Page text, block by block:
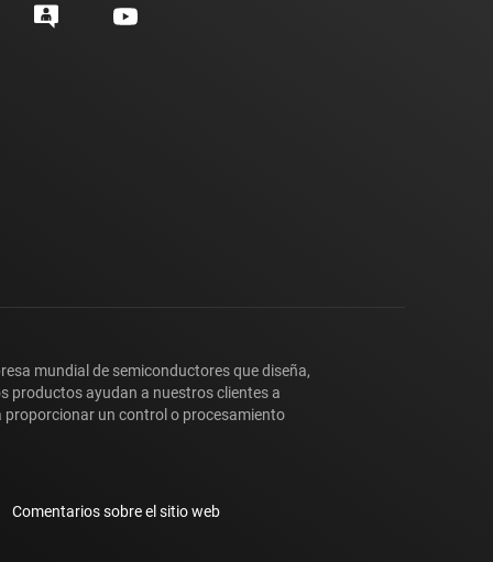
mundial de semiconductores que diseña,
productos ayudan a nuestros clientes a
un control o procesamiento
Comentarios sobre el sitio web